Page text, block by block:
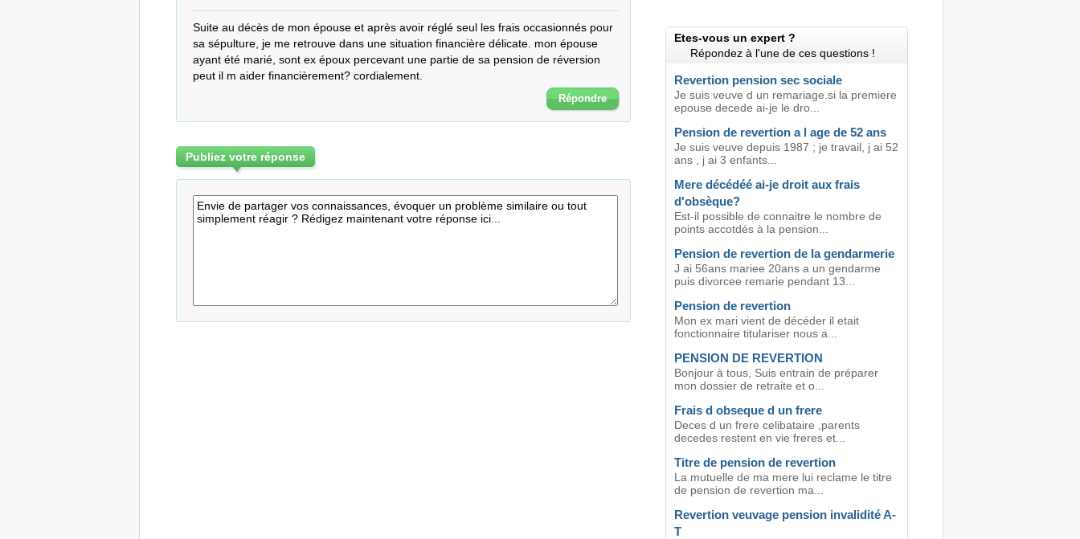
Suite au décès de mon épouse et après avoir réglé seul les frais occasionnés pour
sa sépulture, je me retrouve dans une situation financière délicate. mon épouse
ayant été marié, sont ex époux percevant une partie de sa pension de réversion
peut il m aider financièrement? cordialement.
Répondre
Publiez votre réponse
Etes-vous un expert ?
Répondez à l'une de ces questions !
Revertion pension sec sociale
Je suis veuve d un remariage.si la premiere
epouse decede ai-je le dro...
Pension de revertion a l age de 52 ans
Je suis veuve depuis 1987 ; je travail, j ai 52
ans , j ai 3 enfants...
Mere décédéé ai-je droit aux frais
d'obsèque?
Est-il possible de connaitre le nombre de
points accotdés à la pension...
Pension de revertion de la gendarmerie
J ai 56ans mariee 20ans a un gendarme
puis divorcee remarie pendant 13...
Pension de revertion
Mon ex mari vient de décéder il etait
fonctionnaire titulariser nous a...
PENSION DE REVERTION
Bonjour à tous, Suis entrain de préparer
mon dossier de retraite et o...
Frais d obseque d un frere
Deces d un frere celibataire ,parents
decedes restent en vie freres et...
Titre de pension de revertion
La mutuelle de ma mere lui reclame le titre
de pension de revertion ma...
Revertion veuvage pension invalidité A-
T